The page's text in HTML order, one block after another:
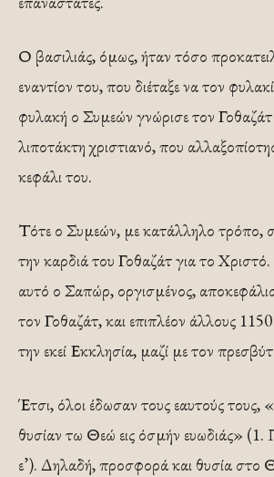
Ο βασιλιάς, όμως, ήταν τόσο
εναντίον του, που διέταξε να τον
φυλακή ο Συμεών γνώρισε τον
λιποτάκτη χριστιανό, που
κεφάλι του.
Τότε ο Συμεών, με κατάλληλο τρόπο,
την καρδιά του Γοθαζάτ για το
αυτό ο Σαπώρ, οργισμένος,
τον Γοθαζάτ, και επιπλέον άλλους
την εκεί Εκκλησία, μαζί με τον
Έτσι, όλοι έδωσαν τους εαυτούς τους,
θυσίαν τω Θεώ εις όσμήν ευωδιάς»
ε’). Δηλαδή, προσφορά και θυσία στο